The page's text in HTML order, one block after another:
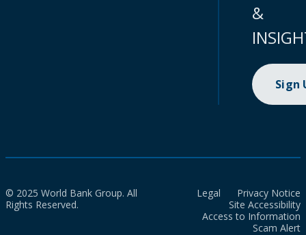
&
Sign
© 2025 World Bank Group. All
Rights Reserved.
Legal
Privacy Notice
Site Accessibility
Access to Information
Scam Alert